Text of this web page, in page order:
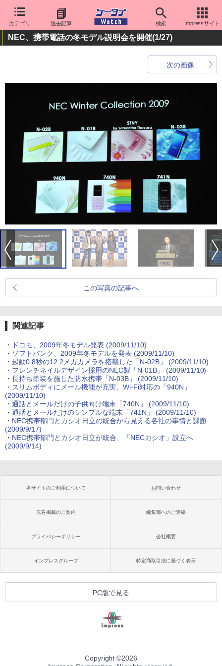
カテゴリ 過去記事 検索 Impressサイト
NEC、携帯電話の冬モデル説明会を開催(1/27)
次の画像
この写真の記事へ
関連記事
・ ドコモ、2009年冬モデル発表 (2009/11/10)
・ ソフトバンク、2009年冬モデルを発表 (2009/11/10)
・ 起動0.8秒の12.2メガカメラを搭載した「N-02B」
(2009/11/10)
・ フレンチネイルデザイン採用のNEC製「N-01B」
(2009/11/10)
・ 長持ち塗装を施した防水携帯「N-03B」
(2009/11/10)
・ スリムボディにメール機能が充実、Wi-Fi対応の「940N」
(2009/11/10)
・ 通話とメールだけの子供向け端末「740N」
(2009/11/10)
・ 通話とメールだけのシンプルな端末「741N」
(2009/11/10)
・ NEC携帯部門とカシオ日立の統合から見える各社の事情と課題
(2009/9/17)
・ NEC携帯部門とカシオ日立が統合、「NECカシオ」設立へ
(2009/9/14)
本サイトのご利用について お問い合わせ
広告掲載のご案内 編集部へのご連絡
プライバシーポリシー 会社概要
インプレスグループ 特定商取引法に基づく表示
PC版で見る
Copyright ©2026